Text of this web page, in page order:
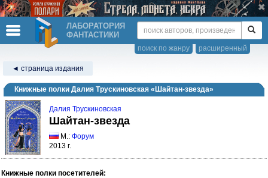
ЛАБОРАТОРИЯ
ФАНТАСТИКИ
расширенный
поиск по жанру
◄ страница издания
Книжные полки Далия Трускиновская «Шайтан-звезда»
Далия Трускиновская
Шайтан-звезда
М.: Форум
2013 г.
Книжные полки посетителей: